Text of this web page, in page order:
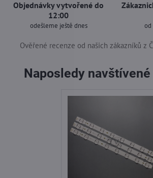
Objednávky vytvořené do
12:00
odešleme ještě dnes od
Ověřené recenze od našich zákazníků z
Naposledy